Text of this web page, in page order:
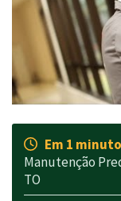
Em 1 minuto
Manutenção
TO